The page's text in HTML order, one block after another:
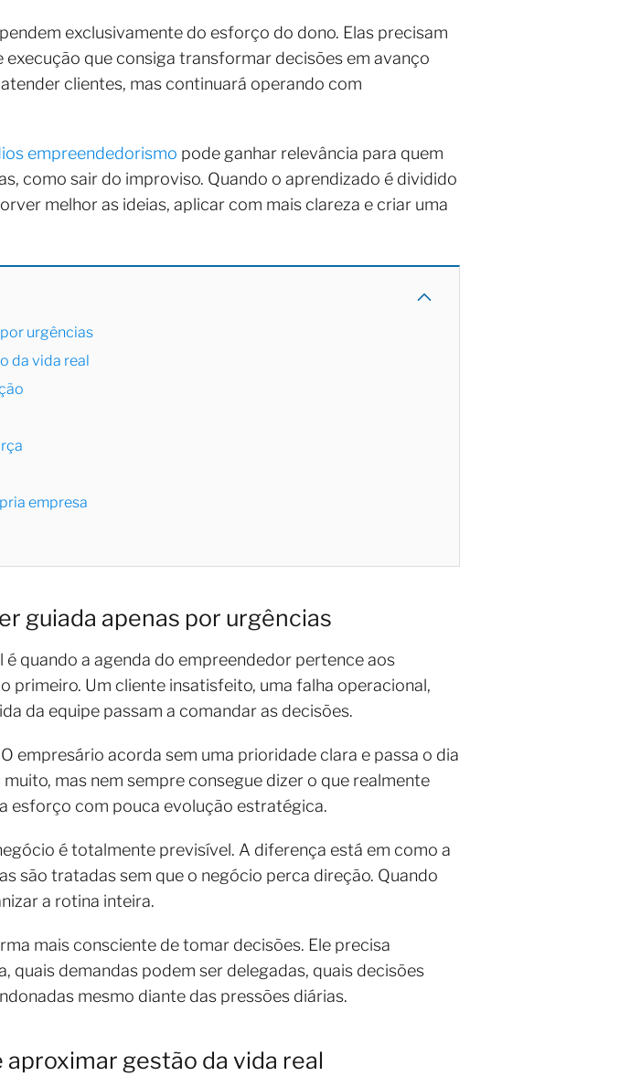
exclusivamente do esforço do dono. Elas precisam
que consiga transformar decisões em avanço
clientes, mas continuará operando com
empreendedorismo pode ganhar relevância para quem
como sair do improviso. Quando o aprendizado é dividido
melhor as ideias, aplicar com mais clareza e criar uma
urgências
da vida real
empresa
guiada apenas por urgências
quando a agenda do empreendedor pertence aos
primeiro. Um cliente insatisfeito, uma falha operacional,
da equipe passam a comandar as decisões.
empresário acorda sem uma prioridade clara e passa o dia
mas nem sempre consegue dizer o que realmente
esforço com pouca evolução estratégica.
é totalmente previsível. A diferença está em como a
são tratadas sem que o negócio perca direção. Quando
a rotina inteira.
mais consciente de tomar decisões. Ele precisa
demandas podem ser delegadas, quais decisões
mesmo diante das pressões diárias.
gestão da vida real